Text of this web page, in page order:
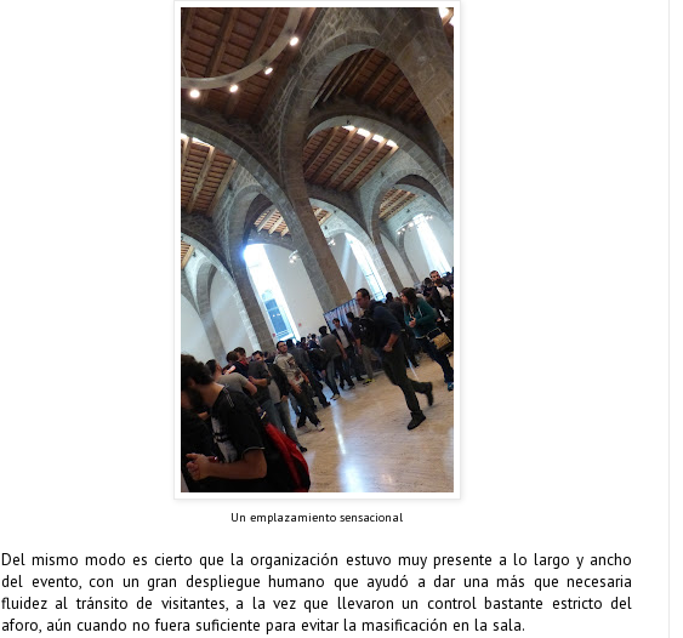
Un emplazamiento sensacional
Del mismo modo es cierto que la organización estuvo muy presente a lo largo y ancho
del evento, con un gran despliegue humano que ayudó a dar una más que necesaria
fluidez al tránsito de visitantes, a la vez que llevaron un control bastante estricto del
aforo, aún cuando no fuera suficiente para evitar la masificación en la sala.